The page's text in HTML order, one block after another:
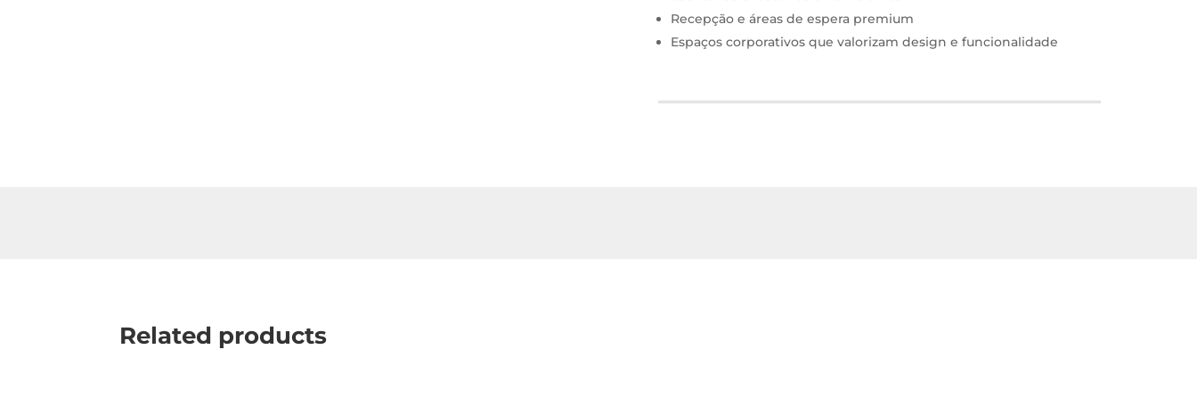
Recepção e áreas de espera premium
Espaços corporativos que valorizam design e funcionalidade
Related products